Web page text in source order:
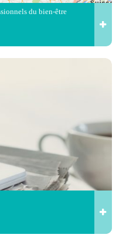
du bien-être